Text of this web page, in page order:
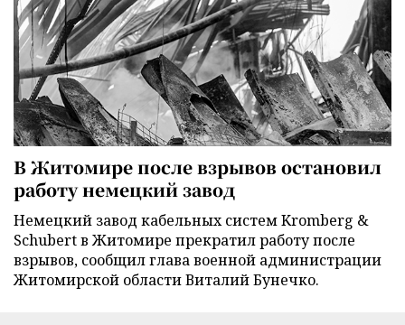
В Житомире после взрывов остановил
работу немецкий завод
Немецкий завод кабельных систем Kromberg &
Schubert в Житомире прекратил работу после
взрывов, сообщил глава военной администрации
Житомирской области Виталий Бунечко.